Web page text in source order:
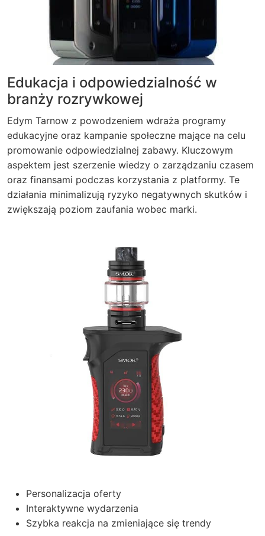
Edukacja i odpowiedzialność w
branży rozrywkowej
Edym Tarnow z powodzeniem wdraża programy
edukacyjne oraz kampanie społeczne mające na celu
promowanie odpowiedzialnej zabawy. Kluczowym
aspektem jest szerzenie wiedzy o zarządzaniu czasem
oraz finansami podczas korzystania z platformy. Te
działania minimalizują ryzyko negatywnych skutków i
zwiększają poziom zaufania wobec marki.
Personalizacja oferty
Interaktywne wydarzenia
Szybka reakcja na zmieniające się trendy